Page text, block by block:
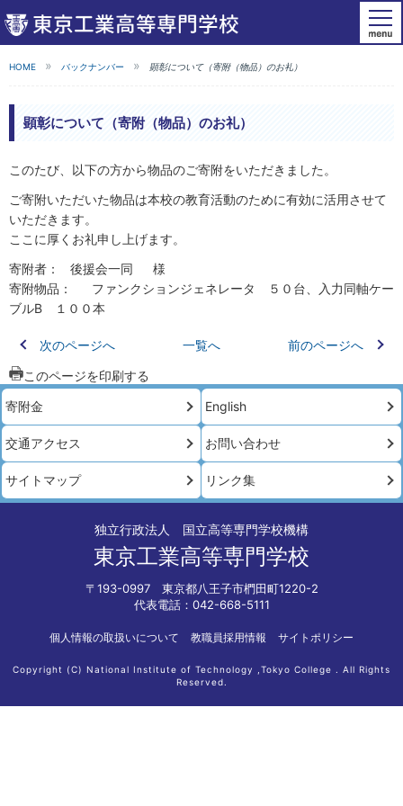
HOME バックナンバー 顕彰について（寄附（物品）のお礼）
顕彰について（寄附（物品）のお礼）
このたび、以下の方から物品のご寄附をいただきました。
ご寄附いただいた物品は本校の教育活動のために有効に活用させて
いただきます。
ここに厚くお礼申し上げます。
寄附者： 後援会一同 様
寄附物品： ファンクションジェネレータ ５０台、入力同軸ケー
ブルB １００本
次のページへ 一覧へ
前のページへ
このページを印刷する
寄附金
English
交通アクセス お問い合わせ
サイトマップ リンク集
独立行政法人 国立高等専門学校機構
東京工業高等専門学校
〒193-0997 東京都八王子市椚田町1220-2
代表電話：042-668-5111
個人情報の取扱いについて 教職員採用情報 サイトポリシー
Copyright (C) National Institute of Technology ,Tokyo College . All Rights
Reserved.